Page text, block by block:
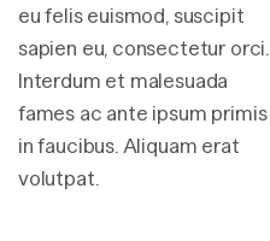
eu felis euismod, suscipit
sapien eu, consectetur orci.
Interdum et malesuada
fames ac ante ipsum primis
in faucibus. Aliquam erat
volutpat.